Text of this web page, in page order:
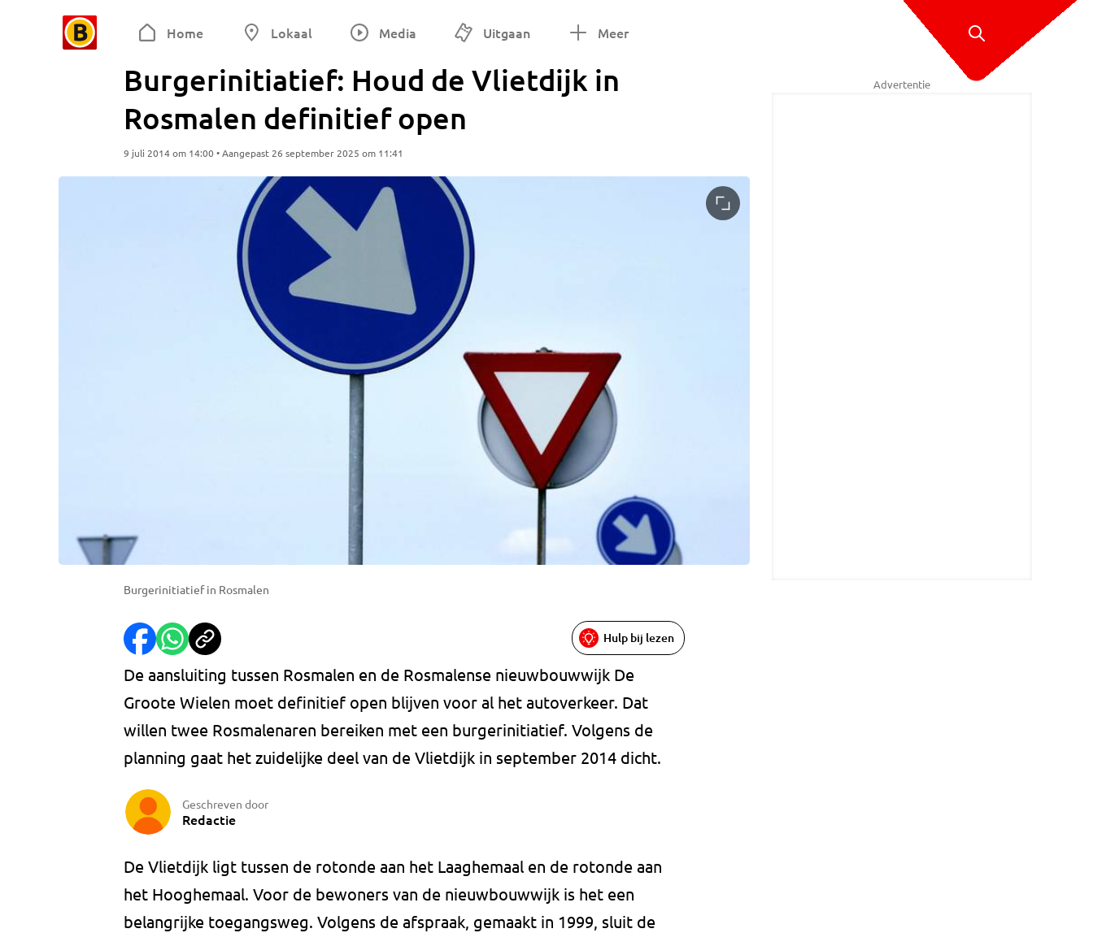
Home Lokaal Media Uitgaan Meer
Burgerinitiatief: Houd de Vlietdijk in
Rosmalen definitief open
9 juli 2014 om 14:00 • Aangepast 26 september 2025 om 11:41
Burgerinitiatief in Rosmalen
Hulp bij lezen
De aansluiting tussen Rosmalen en de Rosmalense nieuwbouwwijk De
Groote Wielen moet definitief open blijven voor al het autoverkeer. Dat
willen twee Rosmalenaren bereiken met een burgerinitiatief. Volgens de
planning gaat het zuidelijke deel van de Vlietdijk in september 2014 dicht.
Geschreven door
Redactie
De Vlietdijk ligt tussen de rotonde aan het Laaghemaal en de rotonde aan
het Hooghemaal. Voor de bewoners van de nieuwbouwwijk is het een
belangrijke toegangsweg. Volgens de afspraak, gemaakt in 1999, sluit de
Advertentie